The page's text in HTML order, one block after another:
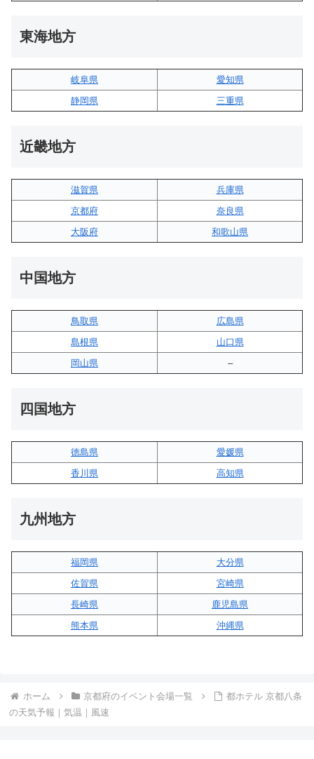
東海地方
岐阜県
愛知県
静岡県
三重県
近畿地方
滋賀県
兵庫県
京都府
奈良県
大阪府
和歌山県
中国地方
鳥取県
広島県
島根県
山口県
岡山県
–
四国地方
徳島県
愛媛県
香川県
高知県
九州地方
福岡県
大分県
佐賀県
宮崎県
長崎県
鹿児島県
熊本県
沖縄県
ホーム 京都府のイベント会場一覧
都ホテル 京都八条
の天気予報｜気温｜風速